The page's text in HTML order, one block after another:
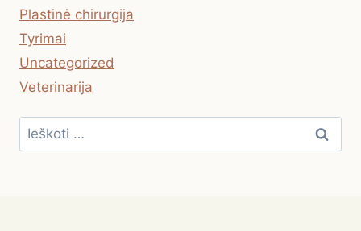
Plastinė chirurgija
Tyrimai
Uncategorized
Veterinarija
Ieškoti: